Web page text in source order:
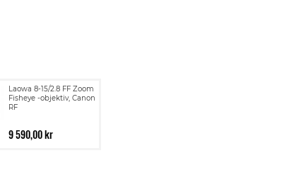
Laowa 8-15/2.8 FF Zoom
Fisheye -objektiv, Canon
RF
9 590,00 kr